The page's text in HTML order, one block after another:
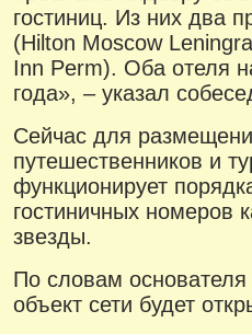
гостиниц. Из них два
(Hilton Moscow
Inn Perm). Оба отеля
года», – указал
Сейчас для
путешественников и
функционирует
гостиничных номеров
звезды.
По словам
объект сети будет